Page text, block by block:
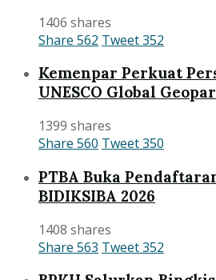
1406 shares
Share 562 Tweet352
Kemenpar Perkuat
UNESCO Global
1399 shares
Share 560 Tweet350
PTBA Buka
BIDIKSIBA 2026
1408 shares
Share 563 Tweet352